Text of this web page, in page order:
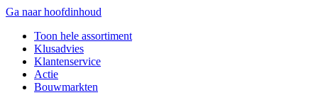
Ga naar hoofdinhoud
Toon hele assortiment
Klusadvies
Klantenservice
Actie
Bouwmarkten